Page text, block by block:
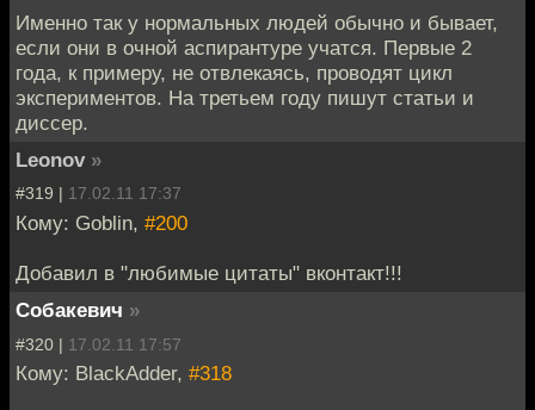
Именно так у нормальных людей обычно и бывает,
если они в очной аспирантуре учатся. Первые 2
года, к примеру, не отвлекаясь, проводят цикл
экспериментов. На третьем году пишут статьи и
диссер.
Leonov »
#319 | 17.02.11 17:37
Кому: Goblin, #200
Добавил в "любимые цитаты" вконтакт!!!
Собакевич »
#320 | 17.02.11 17:57
Кому: BlackAdder, #318